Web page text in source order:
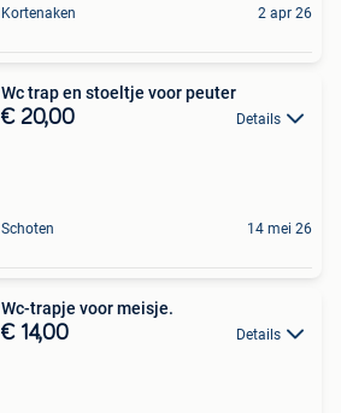
Kortenaken 2 apr 26
Wc trap en stoeltje voor peuter
€ 20,00 Details
Schoten 14 mei 26
Wc-trapje voor meisje.
€ 14,00 Details